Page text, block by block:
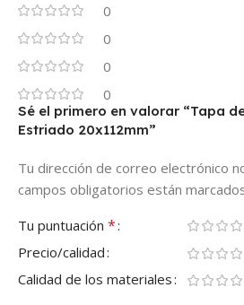
0
0
0
0
Sé el primero en valorar “Tapa
Estriado 20x112mm”
Tu dirección de correo electrónico
campos obligatorios están
Tu puntuación *
Precio/calidad
Calidad de los materiales